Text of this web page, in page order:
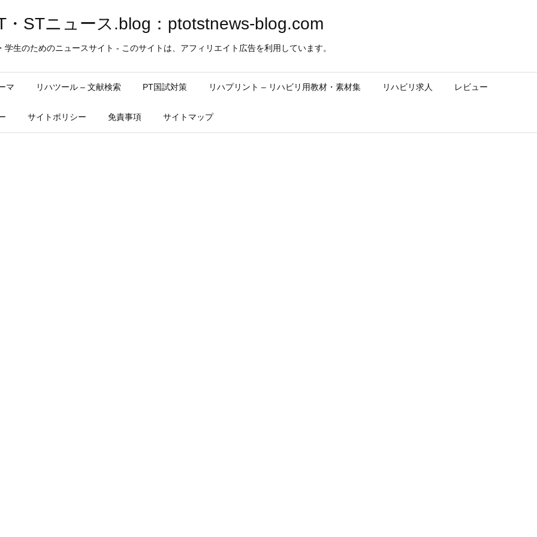
・STニュース.blog：ptotstnews-blog.com
学生のためのニュースサイト - このサイトは、アフィリエイト広告を利用しています。
マ リハツール – 文献検索 PT国試対策 リハプリント – リハビリ用教材・素材集 リハビリ求人 レビュー
サイトポリシー 免責事項 サイトマップ